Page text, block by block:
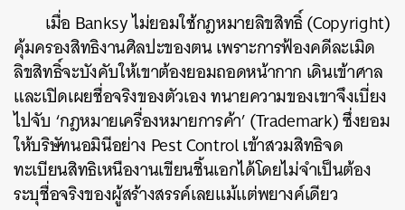
เมื่อ Banksy ไม่ยอมใช้กฎหมายลิขสิทธิ์ (Copyright)
คุ้มครองสิทธิงานศิลปะของตน เพราะการฟ้องคดีละเมิด
ลิขสิทธิ์จะบังคับให้เขาต้องยอมถอดหน้ากาก เดินเข้าศาล
และเปิดเผยชื่อจริงของตัวเอง ทนายความของเขาจึงเบี่ยง
ไปจับ ‘กฎหมายเครื่องหมายการค้า’ (Trademark) ซึ่งยอม
ให้บริษัทนอมินีอย่าง Pest Control เข้าสวมสิทธิจด
ทะเบียนสิทธิเหนืองานเขียนชิ้นเอกได้โดยไม่จำเป็นต้อง
ระบุชื่อจริงของผู้สร้างสรรค์เลยแม้แต่พยางค์เดียว